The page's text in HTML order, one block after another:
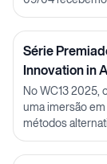
Série
Innovation in
Julia Carnelós
No WC13 2025,
uma imersão
métodos
parcerias em